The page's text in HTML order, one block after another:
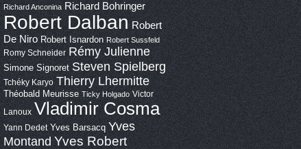
Richard Anconina Richard Bohringer
Robert Dalban Robert
De Niro Robert Isnardon Robert Sussfeld
Romy Schneider Rémy Julienne
Simone Signoret Steven Spielberg
Tchéky Karyo Thierry Lhermitte
Théobald Meurisse Ticky Holgado Victor
Lanoux Vladimir Cosma
Yann Dedet Yves Barsacq Yves
Montand Yves Robert